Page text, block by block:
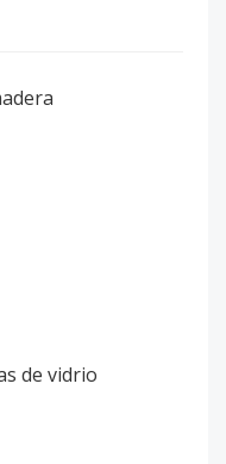
de vidrio